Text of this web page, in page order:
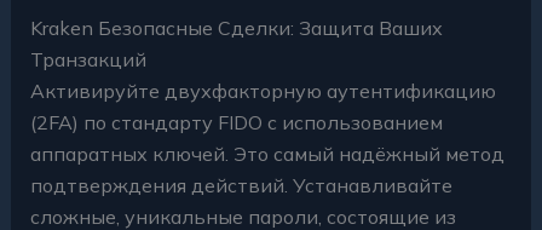
Kraken Безопасные Сделки: Защита Ваших
Транзакций
Активируйте двухфакторную аутентификацию
(2FA) по стандарту FIDO с использованием
аппаратных ключей. Это самый надёжный метод
подтверждения действий. Устанавливайте
сложные, уникальные пароли, состоящие из